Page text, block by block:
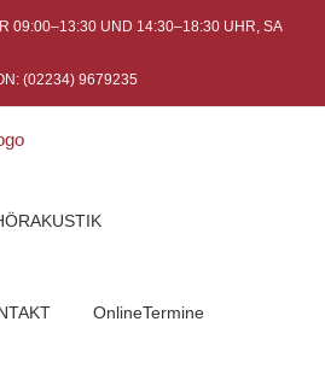
09:00–13:30 UND 14:30–18:30 UHR, SA
(02234) 9679235
OnlineTermine